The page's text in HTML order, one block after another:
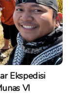
Ekspedisi
VI